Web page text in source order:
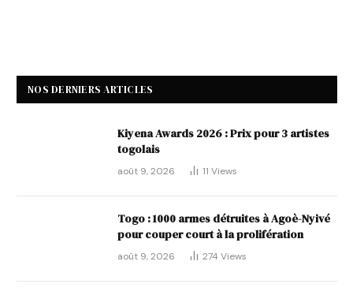
NOS DERNIERS ARTICLES
Kiyena Awards 2026 : Prix pour 3 artistes
togolais
août 9, 2026 11 Views
Togo : 1000 armes détruites à Agoè-Nyivé
pour couper court à la prolifération
août 9, 2026 274 Views